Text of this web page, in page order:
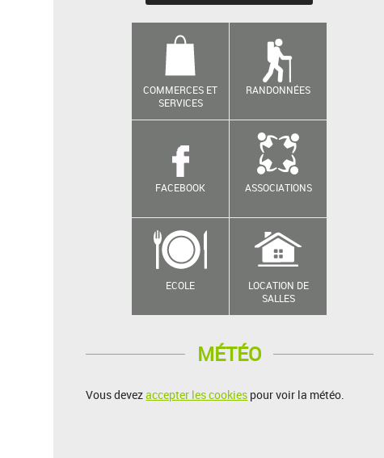
COMMERCES ET
SERVICES
RANDONNÉES
FACEBOOK ASSOCIATIONS
ECOLE
LOCATION DE
SALLES
MÉTÉO
Vous devezaccepter les cookies pour voir la météo.